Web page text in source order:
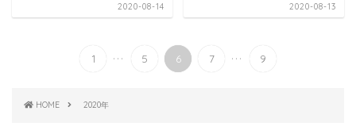
2020-08-14 2020-08-13
1 ... 5 6 7 ... 9
HOME 2020年